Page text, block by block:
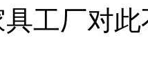
工厂对